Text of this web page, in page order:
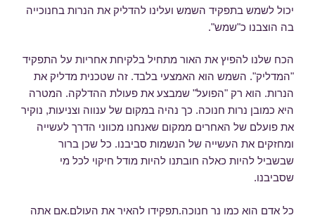
יכול לשמש בתפקיד השמש ועלינו להדליק את הנרות בחנוכייה
בה הוצבנו כ"שמש".
הכח שלנו להפיץ את האור מתחיל בלקיחת אחריות על התפקיד
"המדליק". השמש הוא האמצעי בלבד. זה שטכנית מדליק את
הנרות. הוא רק "הפועל" שמבצע את פעולת ההדלקה. המטרה
היא כמובן נרות חנוכה. כך נהיה במקום של ענווה וצניעות, נוקיר
את פועלם של האחרים ממקום שאנחנו מכווני הדרך לעשייה
ומחזקים את העשייה של הנשמות סביבנו. כל שכן ברור
שבשביל להיות כאלה חובתנו להיות מודל חיקוי לכל מי
שסביבנו.
כל אדם הוא כמו נר חנוכה.תפקידו להאיר את העולם.אם אתה